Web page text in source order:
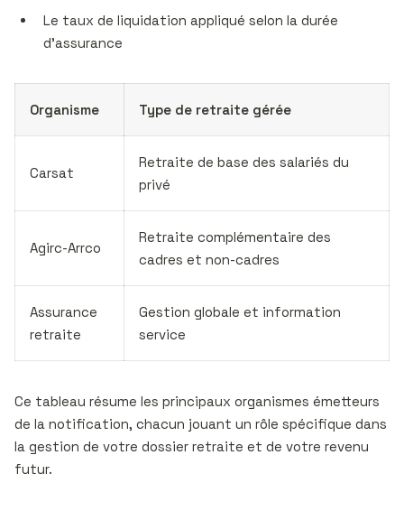
Le taux de liquidation appliqué selon la durée
d’assurance
Organisme Type de retraite gérée
Carsat
Retraite de base des salariés du
privé
Agirc-Arrco
Retraite complémentaire des
cadres et non-cadres
Assurance
retraite
Gestion globale et information
service
Ce tableau résume les principaux organismes émetteurs
de la notification, chacun jouant un rôle spécifique dans
la gestion de votre dossier retraite et de votre revenu
futur.